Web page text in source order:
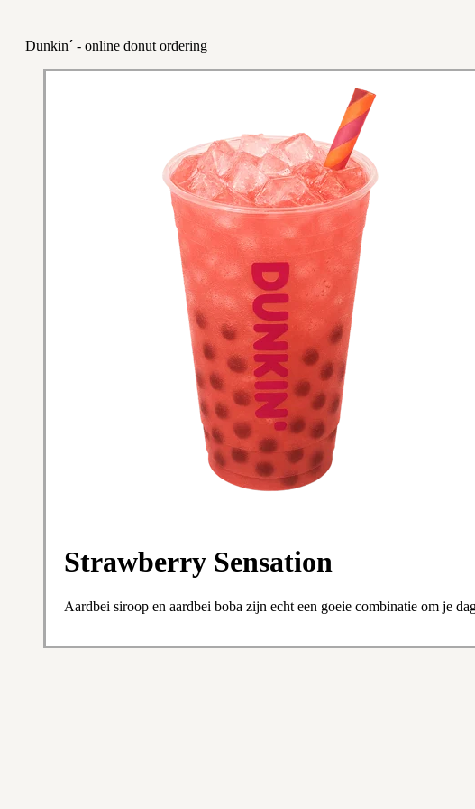
Dunkin´ - online donut ordering
Strawberry Sensation
Aardbei siroop en aardbei boba zijn echt een goeie combinatie om je